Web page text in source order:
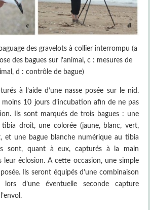
des gravelots à collier interrompu (a
des bagues sur l'animal, c : mesures de
d : contrôle de bague)
à l’aide d’une nasse posée sur le nid.
10 jours d’incubation afin de ne pas
Ils sont marqués de trois bagues : une
tibia droit, une colorée (jaune, blanc, vert,
et une bague blanche numérique au tibia
sont, quant à eux, capturés à la main
leur éclosion. A cette occasion, une simple
Ils seront équipés d’une combinaison
d’une éventuelle seconde capture